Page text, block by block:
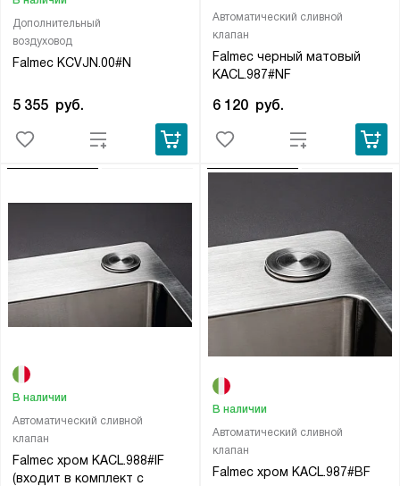
Дополнительный
воздуховод
Falmec KCVJN.00#N
5 355 руб.
Автоматический сливной
клапан
Falmec черный матовый
KACL.987#NF
6 120 руб.
Автоматический сливной
клапан
Falmec хром KACL.988#IF
(входит в комплект с
В наличии
Автоматический сливной
клапан
Falmec хром KACL.987#BF
В наличии